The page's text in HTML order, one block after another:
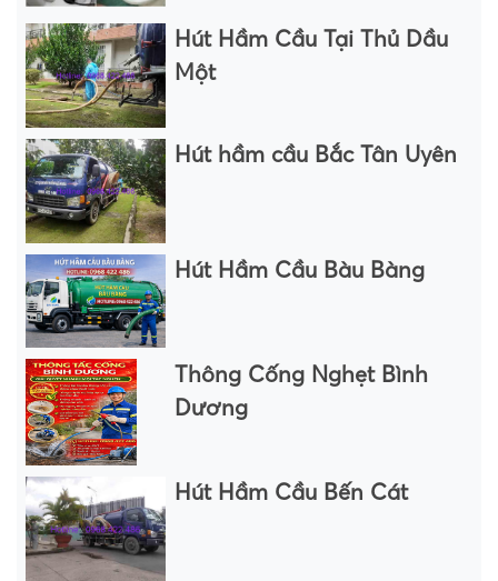
Hút Hầm Cầu Tại Thủ Dầu
Một
Hút hầm cầu Bắc Tân Uyên
Hút Hầm Cầu Bàu Bàng
Thông Cống Nghẹt Bình
Dương
Hút Hầm Cầu Bến Cát